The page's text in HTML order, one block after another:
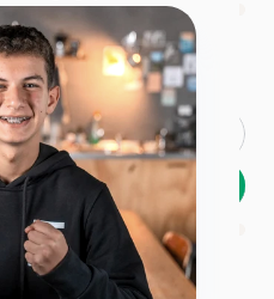
den rette tutor
Efternavn
deles aldrig
den rette tutor
vi dig?